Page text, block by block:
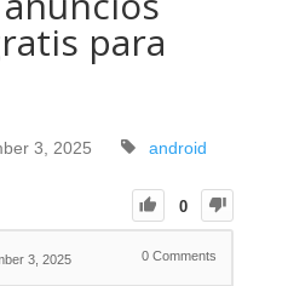
para
3, 2025 android
0
3, 2025 0 Comments